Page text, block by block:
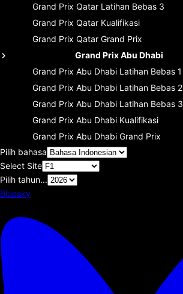
Grand Prix Qatar Latihan Bebas 3
Grand Prix Qatar Kualifikasi
Grand Prix Qatar Grand Prix
Grand Prix Abu Dhabi
Grand Prix Abu Dhabi Latihan Bebas 1
Grand Prix Abu Dhabi Latihan Bebas 2
Grand Prix Abu Dhabi Latihan Bebas 3
Grand Prix Abu Dhabi Kualifikasi
Grand Prix Abu Dhabi Grand Prix
Pilih bahasa
Select Site
Pilih tahun...
Bluesky